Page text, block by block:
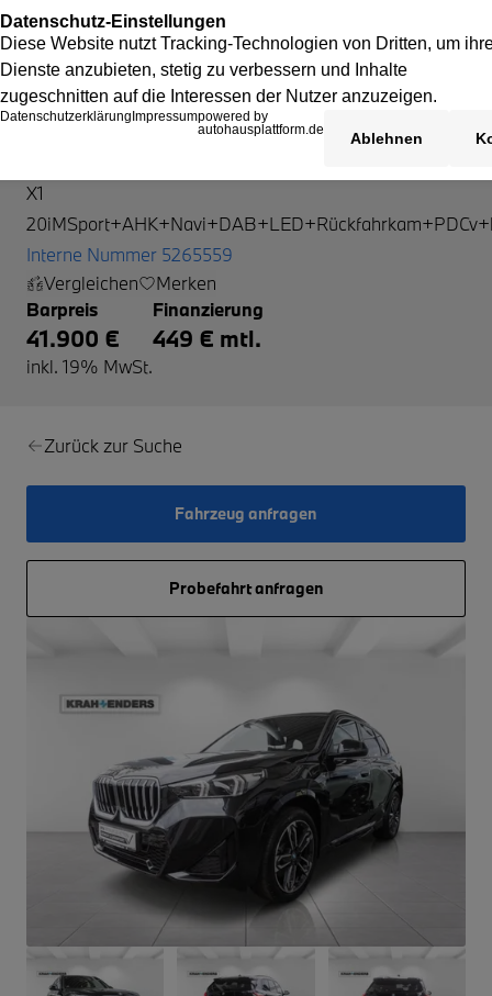
X1
Interne Nummer 5265559
Vergleichen
Merken
Barpreis
41.900 €
inkl. 19% MwSt.
Finanzierung
449 € mtl.
Zurück zur Suche
Fahrzeug anfragen
Probefahrt anfragen